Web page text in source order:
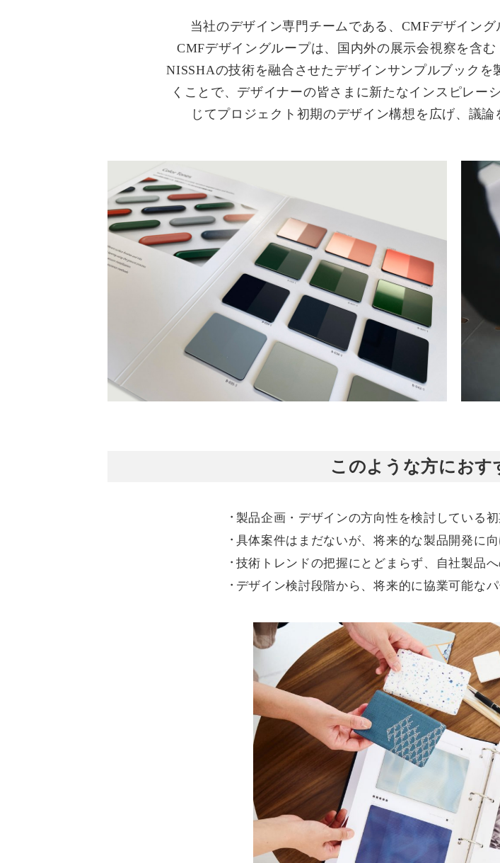
当社のデザイン専門チームである、CMFデザイン
CMFデザイングループは、国内外の展示会視察を含
NISSHAの技術を融合させたデザインサンプルブック
くことで、デザイナーの皆さまに新たなインスピレー
じてプロジェクト初期のデザイン構想を広げ、議
このような方におす
製品企画・デザインの方向性を検討している
具体案件はまだないが、将来的な製品開発に
技術トレンドの把握にとどまらず、自社製品
デザイン検討段階から、将来的に協業可能な